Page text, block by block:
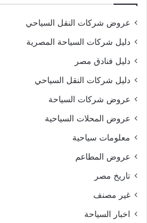
عروض شركات النقل السياحي
دليل شركات السياحة المصرية
دليل فنادق مصر
دليل شركات النقل السياحي
عروض شركات السياحة
عروض المحلات السياحية
معلومات سياحية
عروض المطاعم
تاريخ مصر
غير مصنف
اخبار السياحة